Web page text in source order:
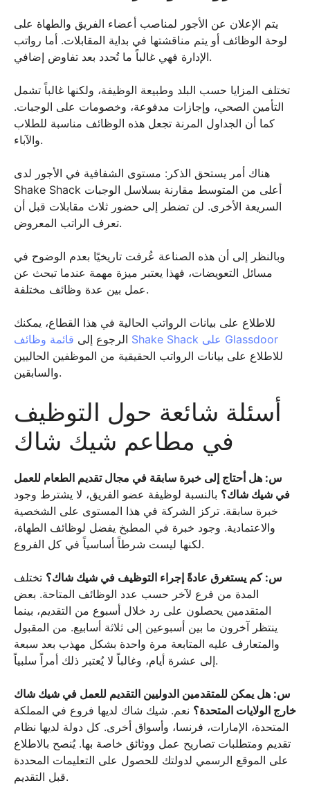
يتم الإعلان عن الأجور لمناصب أعضاء الفريق والطهاة على
لوحة الوظائف أو يتم مناقشتها في بداية المقابلات. أما رواتب
الإدارة فهي غالباً ما تُحدد بعد تفاوض إضافي.
تختلف المزايا حسب البلد وطبيعة الوظيفة، ولكنها غالباً تشمل
التأمين الصحي، وإجازات مدفوعة، وخصومات على الوجبات.
كما أن الجداول المرنة تجعل هذه الوظائف مناسبة للطلاب
والآباء.
هناك أمر يستحق الذكر: مستوى الشفافية في الأجور لدى
Shake Shack أعلى من المتوسط مقارنة بسلاسل الوجبات
السريعة الأخرى. لن تضطر إلى حضور ثلاث مقابلات قبل أن
تعرف الراتب المعروض.
وبالنظر إلى أن هذه الصناعة عُرفت تاريخيًا بعدم الوضوح في
مسائل التعويضات، فهذا يعتبر ميزة مهمة عندما تبحث عن
عمل بين عدة وظائف مختلفة.
للاطلاع على بيانات الرواتب الحالية في هذا القطاع، يمكنك
الرجوع إلى
قائمة وظائف Shake Shack على Glassdoor
للاطلاع على بيانات الرواتب الحقيقية من الموظفين الحاليين
والسابقين.
أسئلة شائعة حول التوظيف
في مطاعم شيك شاك
س: هل أحتاج إلى خبرة سابقة في مجال تقديم الطعام للعمل
في شيك شاك؟ بالنسبة لوظيفة عضو الفريق، لا يشترط وجود
خبرة سابقة. تركز الشركة في هذا المستوى على الشخصية
والاعتمادية. وجود خبرة في المطبخ يفضل لوظائف الطهاة،
لكنها ليست شرطاً أساسياً في كل الفروع.
س: كم يستغرق عادةً إجراء التوظيف في شيك شاك؟ تختلف
المدة من فرع لآخر حسب عدد الوظائف المتاحة. بعض
المتقدمين يحصلون على رد خلال أسبوع من التقديم، بينما
ينتظر آخرون ما بين أسبوعين إلى ثلاثة أسابيع. من المقبول
والمتعارف عليه المتابعة مرة واحدة بشكل مهذب بعد سبعة
إلى عشرة أيام، وغالباً لا يُعتبر ذلك أمراً سلبياً.
س: هل يمكن للمتقدمين الدوليين التقديم للعمل في شيك شاك
خارج الولايات المتحدة؟ نعم. شيك شاك لديها فروع في المملكة
المتحدة، الإمارات، فرنسا، وأسواق أخرى. كل دولة لديها نظام
تقديم ومتطلبات تصاريح عمل ووثائق خاصة بها. يُنصح بالاطلاع
على الموقع الرسمي لدولتك للحصول على التعليمات المحددة
قبل التقديم.